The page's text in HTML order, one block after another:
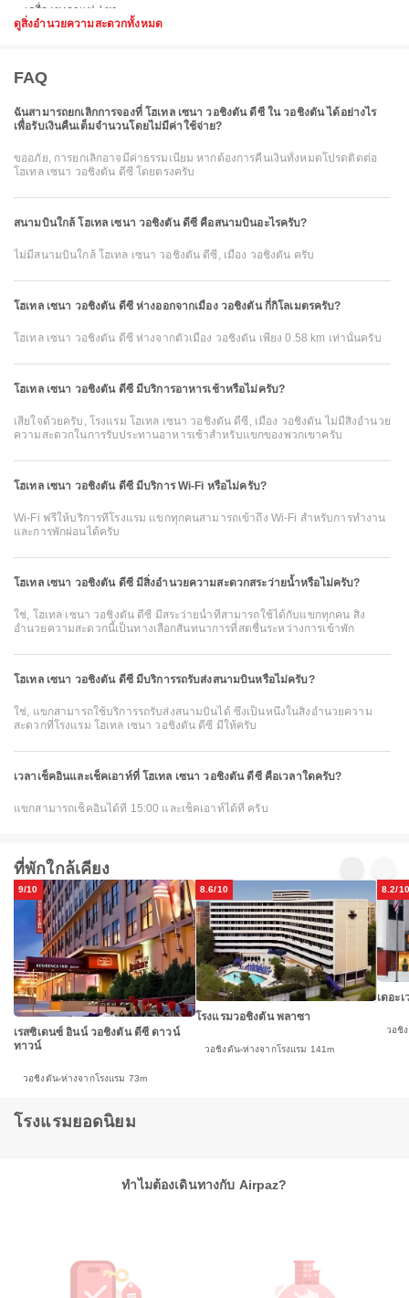
ดูสิ่งอำนวยความสะดวกทั้งหมด
FAQ
ฉันสามารถยกเลิกการจองที่ โฮเทล เซนา วอชิงตัน ดีซี ใน วอชิงตัน ได้อย่างไร
เพื่อรับเงินคืนเต็มจำนวนโดยไม่มีค่าใช้จ่าย?
ขออภัย, การยกเลิกอาจมีค่าธรรมเนียม หากต้องการคืนเงินทั้งหมดโปรดติดต่อ
โฮเทล เซนา วอชิงตัน ดีซี โดยตรงครับ
สนามบินใกล้ โฮเทล เซนา วอชิงตัน ดีซี คือสนามบินอะไรครับ?
ไม่มีสนามบินใกล้ โฮเทล เซนา วอชิงตัน ดีซี, เมือง วอชิงตัน ครับ
โฮเทล เซนา วอชิงตัน ดีซี ห่างออกจากเมือง วอชิงตัน กี่กิโลเมตรครับ?
โฮเทล เซนา วอชิงตัน ดีซี ห่างจากตัวเมือง วอชิงตัน เพียง 0.58 km เท่านั้นครับ
โฮเทล เซนา วอชิงตัน ดีซี มีบริการอาหารเช้าหรือไม่ครับ?
เสียใจด้วยครับ, โรงแรม โฮเทล เซนา วอชิงตัน ดีซี, เมือง วอชิงตัน ไม่มีสิ่งอำนวย
ความสะดวกในการรับประทานอาหารเช้าสำหรับแขกของพวกเขาครับ
โฮเทล เซนา วอชิงตัน ดีซี มีบริการ Wi-Fi หรือไม่ครับ?
Wi-Fi ฟรีให้บริการที่โรงแรม แขกทุกคนสามารถเข้าถึง Wi-Fi สำหรับการทำงาน
และการพักผ่อนได้ครับ
โฮเทล เซนา วอชิงตัน ดีซี มีสิ่งอำนวยความสะดวกสระว่ายน้ำหรือไม่ครับ?
ใช่, โฮเทล เซนา วอชิงตัน ดีซี มีสระว่ายน้ำที่สามารถใช้ได้กับแขกทุกคน สิ่ง
อำนวยความสะดวกนี้เป็นทางเลือกสันทนาการที่สดชื่นระหว่างการเข้าพัก
โฮเทล เซนา วอชิงตัน ดีซี มีบริการรถรับส่งสนามบินหรือไม่ครับ?
ใช่, แขกสามารถใช้บริการรถรับส่งสนามบินได้ ซึ่งเป็นหนึ่งในสิ่งอำนวยความ
สะดวกที่โรงแรม โฮเทล เซนา วอชิงตัน ดีซี มีให้ครับ
เวลาเช็คอินและเช็คเอาท์ที่ โฮเทล เซนา วอชิงตัน ดีซี คือเวลาใดครับ?
แขกสามารถเช็คอินได้ที่ 15:00 และเช็คเอาท์ได้ที่ ครับ
ที่พักใกล้เคียง
9/10
เรสซิเดนซ์ อินน์ วอชิงตัน ดีซี ดาวน์
ทาวน์
วอชิงตัน ห่างจากโรงแรม 73m
8.6/10
โรงแรมวอชิงตัน พลาซา
วอชิงตัน ห่างจากโรงแรม 141m
8.2/10
เดอะ
วอชิ
โรงแรมยอดนิยม
ทำไมต้องเดินทางกับ Airpaz?